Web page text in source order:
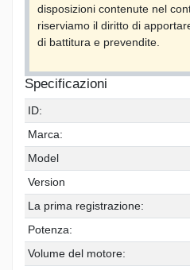
disposizioni contenute nel
riserviamo il diritto di
di battitura e prevendite.
Specificazioni
ID:
Marca:
Model
Version
La prima registrazione:
Potenza:
Volume del motore: